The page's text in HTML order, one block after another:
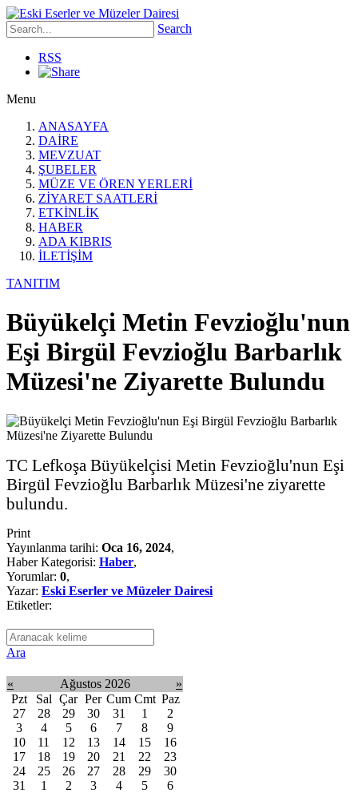
Search
RSS
Menu
ANASAYFA
DAİRE
MEVZUAT
ŞUBELER
MÜZE VE ÖREN YERLERİ
ZİYARET SAATLERİ
ETKİNLİK
HABER
ADA KIBRIS
İLETİŞİM
TANITIM
Büyükelçi Metin Fevzioğlu'nun
Eşi Birgül Fevzioğlu Barbarlık
Müzesi'ne Ziyarette Bulundu
TC Lefkoşa Büyükelçisi Metin Fevzioğlu'nun Eşi
Birgül Fevzioğlu Barbarlık Müzesi'ne ziyarette
bulundu.
Print
Yayınlanma tarihi: Oca 16, 2024,
Haber Kategorisi: Haber,
Yorumlar: 0,
Yazar: Eski Eserler ve Müzeler Dairesi
Etiketler:
Ara
« Ağustos 2026
»
Pzt
Sal Çar Per Cum Cmt Paz
27
28 29 30 31 1
2
3
4 5 6 7 8
9
10
11 12 13 14 15
16
17
18 19 20 21 22
23
24
25 26 27 28 29
30
31
1 2 3 4 5 6